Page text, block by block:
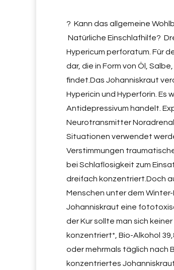
? Kann das allgemeine
Natürliche Einschlafhilfe?
Hypericum perforatum. Für
dar, die in Form von Öl,
findet.Das Johanniskraut
Hypericin und Hyperforin. Es
Antidepressivum handelt.
Neurotransmitter
Situationen verwendet
Verstimmungen
bei Schlaflosigkeit zum
dreifach konzentriert.Doch
Menschen unter dem
Johanniskraut eine
der Kur sollte man sich
konzentriert*, Bio-Alkohol
oder mehrmals täglich nach
konzentriertes